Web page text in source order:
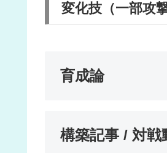
変化技（一部攻
育成論
構築記事 / 対戦